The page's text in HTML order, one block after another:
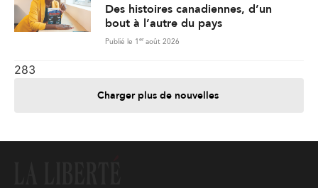
Des histoires canadiennes, d’un
bout à l’autre du pays
Publié le 1 er août 2026
283
Charger plus de nouvelles